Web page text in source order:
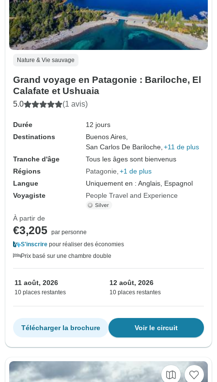
Nature & Vie sauvage
Grand voyage en Patagonie : Bariloche, El
Calafate et Ushuaia
5.0 (1 avis)
Durée
12 jours
Destinations
Buenos Aires,
San Carlos De Bariloche, +11 de plus
Tranche d'âge
Tous les âges sont bienvenus
Régions
Patagonie +1 de plus
Langue
Uniquement en : Anglais, Espagnol
Voyagiste
People Travel and Experience
À partir de
€3,205 par personne
S'inscrire pour réaliser des économies
Prix basé sur une chambre double
11 août, 2026
10 places restantes
12 août, 2026
10 places restantes
Voir le circuit
Télécharger la brochure